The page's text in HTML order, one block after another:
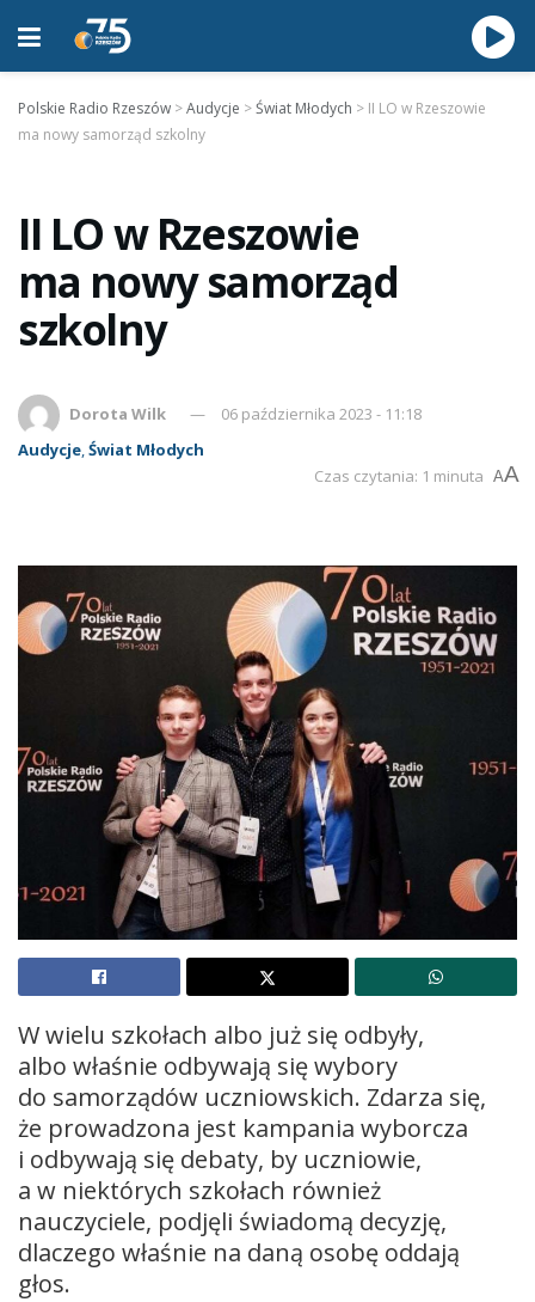
Polskie Radio Rzeszów >Audycje >Świat Młodych > II LO w Rzeszowie
ma nowy samorząd szkolny
II LO w Rzeszowie
ma nowy samorząd
szkolny
Dorota Wilk
06 października 2023 - 11:18
Audycje,Świat Młodych
Czas czytania: 1 minuta AA
W wielu szkołach albo już się odbyły,
albo właśnie odbywają się wybory
do samorządów uczniowskich. Zdarza się,
że prowadzona jest kampania wyborcza
i odbywają się debaty, by uczniowie,
a w niektórych szkołach również
nauczyciele, podjęli świadomą decyzję,
dlaczego właśnie na daną osobę oddają
głos.